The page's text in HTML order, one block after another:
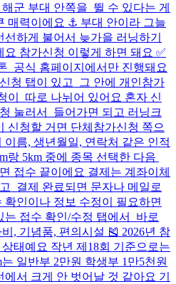
군 부대 안쪽을 뛸 수 있다는 게
매력이에요 ⚓ 부대 안이라 그늘
하게 불어서 늦가을 러닝하기
참가신청 이렇게 하면 돼요 ✅
공식 홈페이지에서만 진행돼요
청 탭이 있고 그 안에 개인참가
이 따로 나뉘어 있어요 혼자 신
눌러서 들어가면 되고 러닝크
신청할 거면 단체참가신청 쪽으
이름, 생년월일, 연락처 같은 인적
랑 5km 중에 종목 선택한 다음
접수 끝이에요 결제는 계좌이체
결제 완료되면 문자나 메일로
확인이나 정보 수정이 필요하면
접수 확인/수정 탭에서 바로
, 기념품, 편의시설 🎽 2026년 참
태예요 작년 제18회 기준으로는
일반부 2만원 학생부 1만5천원
서 크게 안 벗어날 것 같아요 기